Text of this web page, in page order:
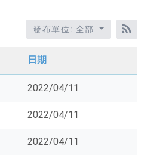
發布單位: 全部
日期
2022/04/11
2022/04/11
2022/04/11